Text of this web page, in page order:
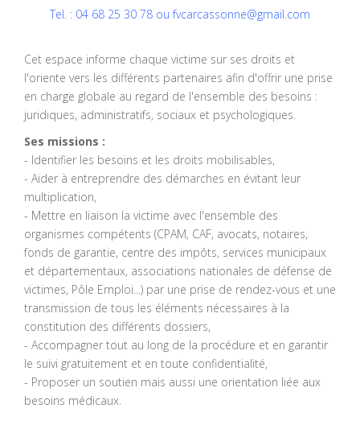
Tel. : 04 68 25 30 78 oufvcarcassonne@gmail.com
Cet espace informe chaque victime sur ses droits et
l'oriente vers les différents partenaires afin d'offrir une prise
en charge globale au regard de l'ensemble des besoins :
juridiques, administratifs, sociaux et psychologiques.
Ses missions :
- Identifier les besoins et les droits mobilisables,
- Aider à entreprendre des démarches en évitant leur
multiplication,
- Mettre en liaison la victime avec l'ensemble des
organismes compétents (CPAM, CAF, avocats, notaires,
fonds de garantie, centre des impôts, services municipaux
et départementaux, associations nationales de défense de
victimes, Pôle Emploi...) par une prise de rendez-vous et une
transmission de tous les éléments nécessaires à la
constitution des différents dossiers,
- Accompagner tout au long de la procédure et en garantir
le suivi gratuitement et en toute confidentialité,
- Proposer un soutien mais aussi une orientation liée aux
besoins médicaux.